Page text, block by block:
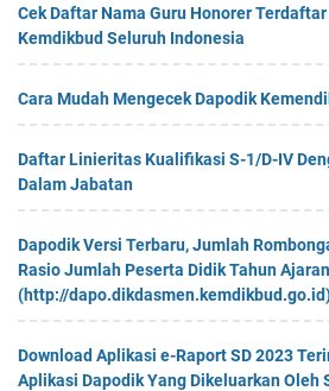
Cek Daftar Nama Guru Honorer
Kemdikbud Seluruh Indonesia
Cara Mudah Mengecek Dapodik
Daftar Linieritas Kualifikasi S-1/D-IV
Dalam Jabatan
Dapodik Versi Terbaru, Jumlah
Rasio Jumlah Peserta Didik Tahun
(http://
Download Aplikasi e-Raport SD 2023
Aplikasi Dapodik Yang Dikeluarkan